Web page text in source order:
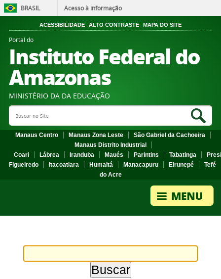
BRASIL Acesso à informação
ACESSIBILIDADE ALTO CONTRASTE MAPA DO SITE
Portal do
Instituto Federal do
Amazonas
MINISTÉRIO DA DA EDUCAÇÃO
Search Site
Manaus Centro Manaus Zona Leste
São Gabriel da Cachoeira
Manaus Distrito Industrial
Coari
Lábrea Iranduba Maués Parintins Tabatinga
Figueiredo
Itacoatiara Humaitá Manacapuru Eirunepé
Tefé
do Acre